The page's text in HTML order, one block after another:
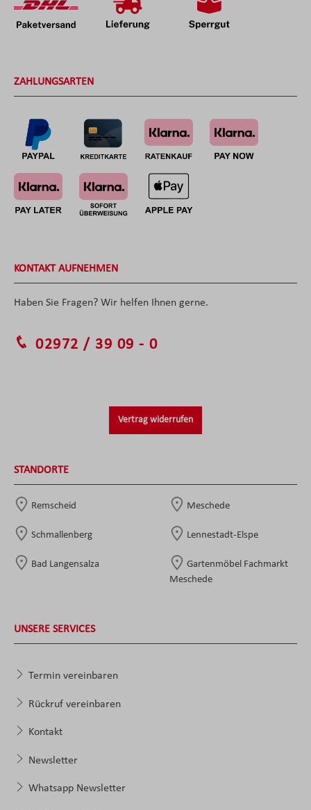
ZAHLUNGSARTEN
KONTAKT AUFNEHMEN
Haben Sie Fragen? Wir helfen Ihnen gerne.
02972 / 39 09 - 0
Vertrag widerrufen
STANDORTE
Remscheid Meschede
Schmallenberg Lennestadt-Elspe
Bad Langensalza
Gartenmöbel Fachmarkt
Meschede
UNSERE SERVICES
Termin vereinbaren
Rückruf vereinbaren
Kontakt
Newsletter
Whatsapp Newsletter